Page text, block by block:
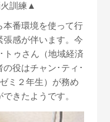
訓練▲
本番環境を使って行
張感が伴います。今
トゥさん（地域経済
役はチャン･ティ･
ミ２年生）が務め
きたようです。